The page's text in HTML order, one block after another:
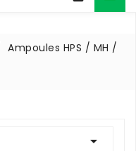
Ampoules HPS / MH /
